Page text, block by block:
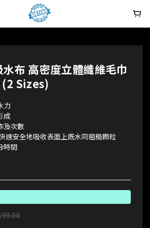
布 高密度立體纖維毛巾
Sizes)
力
成
及次數
速安全地吸收表面上既水同粗糙顆粒
時間